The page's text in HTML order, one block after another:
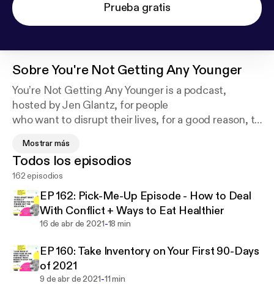
Prueba gratis
SobreYou're Not Getting Any Younger
You’re Not Getting Any Younger is a podcast,
hosted by Jen Glantz, for people
who want to disrupt their lives, for a good reason, to
every Monday for a new episode to hear honest
conversations about
entrepreneurship, love, unique careers, failure, and
self-care, from real
people, just like you, who are making big changes,
starting with small things.
Mostrar más
Todos los episodios
162 episodios
EP 162: Pick-Me-Up Episode - How to Deal
With Conflict + Ways to Eat Healthier
16 de abr de 2021-18 min
EP 160: Take Inventory on Your First 90-Days
of 2021
9 de abr de 2021-11 min